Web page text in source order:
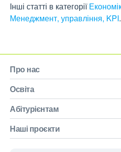
Інші статті в категорії
Менеджмент, управління, KPI
Про нас
Освіта
Абітурієнтам
Наші проєкти